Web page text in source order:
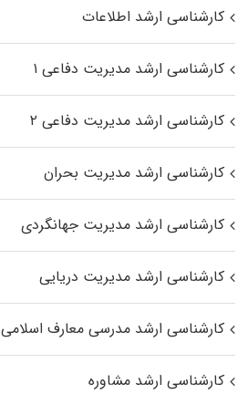
کارشناسی ارشد اطلاعات
کارشناسی ارشد مدیریت دفاعی ۱
کارشناسی ارشد مدیریت دفاعی ۲
کارشناسی ارشد مدیریت بحران
کارشناسی ارشد مدیریت جهانگردی
کارشناسی ارشد مدیریت دریایی
کارشناسی ارشد مدرسی معارف اسلامی
کارشناسی ارشد مشاوره